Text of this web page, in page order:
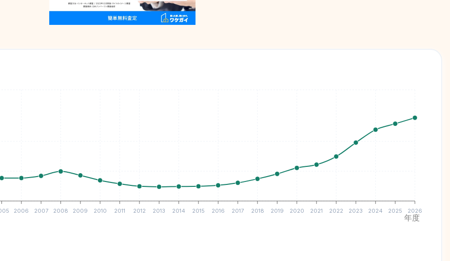
2006 2007 2008 2009 2010 2011 2012 2013 2014 2015 2016 2017 2018 2019 2020 2021 2022 2023 2024 2025 2026
年度